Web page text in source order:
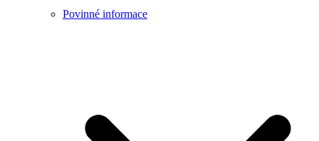
Povinné informace